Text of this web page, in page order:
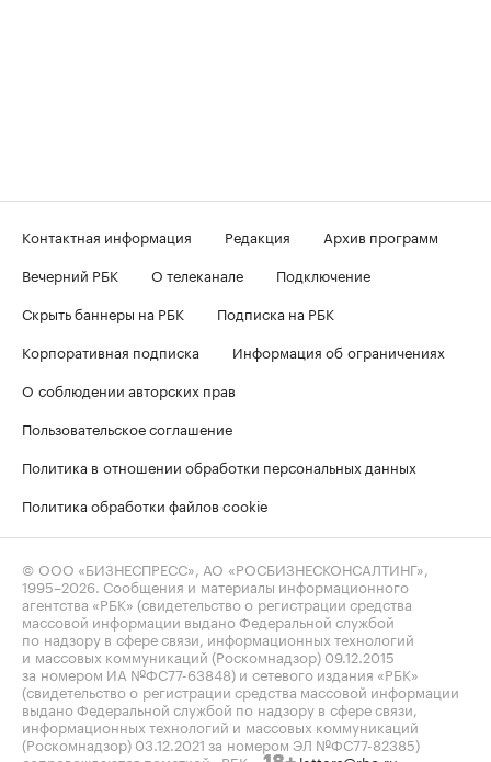
Контактная информация Редакция
Архив программ
Вечерний РБК
О телеканале
Подключение
Скрыть баннеры на РБК
Подписка на РБК
Корпоративная подписка
Информация об ограничениях
О соблюдении авторских прав
Пользовательское соглашение
Политика в отношении обработки персональных данных
Политика обработки файлов cookie
© ООО «БИЗНЕСПРЕСС», АО «РОСБИЗНЕСКОНСАЛТИНГ»,
1995–2026 . Сообщения и материалы информационного
агентства «РБК» (свидетельство о регистрации средства
массовой информации выдано Федеральной службой
по надзору в сфере связи, информационных технологий
и массовых коммуникаций (Роскомнадзор) 09.12.2015
за номером ИА №ФС77-63848) и сетевого издания «РБК»
(свидетельство о регистрации средства массовой информации
выдано Федеральной службой по надзору в сфере связи,
информационных технологий и массовых коммуникаций
(Роскомнадзор) 03.12.2021 за номером ЭЛ №ФС77-82385)